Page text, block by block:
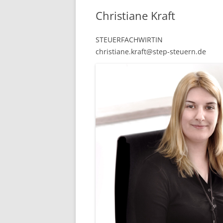
Christiane Kraft
STEUERFACHWIRTIN
christiane.kraft@step-steuern.de